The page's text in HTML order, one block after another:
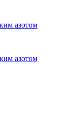
азотом
азотом